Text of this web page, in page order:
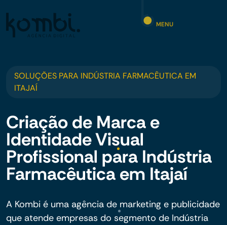
MENU
SOLUÇÕES PARA INDÚSTRIA FARMACÊUTICA EM
ITAJAÍ
Criação de Marca e
Identidade Visual
Profissional para Indústria
Farmacêutica em Itajaí
A Kombi é uma agência de marketing e publicidade
que atende empresas do segmento de Indústria